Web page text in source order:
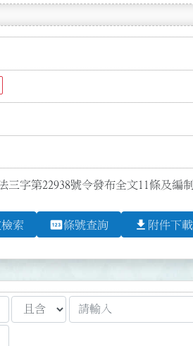
三字第22938號令發布全文11條及編
索 pin條號查詢 file_download 附件下載